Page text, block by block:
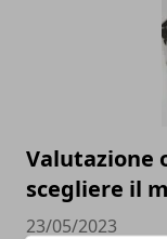
Valutazione
scegliere il
23/05/2023